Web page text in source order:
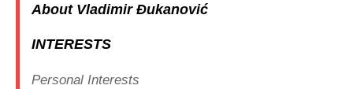
About Vladimir Đukanović
INTERESTS
Personal Interests